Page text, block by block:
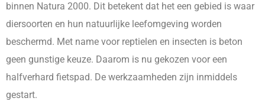
binnen Natura 2000. Dit betekent dat het een gebied is waar
diersoorten en hun natuurlijke leefomgeving worden
beschermd. Met name voor reptielen en insecten is beton
geen gunstige keuze. Daarom is nu gekozen voor een
halfverhard fietspad. De werkzaamheden zijn inmiddels
gestart.